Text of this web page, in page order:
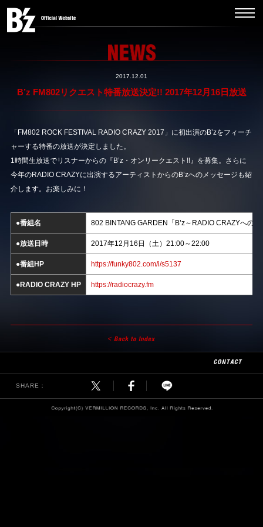
2017.12.01
B’z FM802リクエスト特番放送決定!! 2017年12月16日放送
「FM802 ROCK FESTIVAL RADIO CRAZY 2017」に初出演のB’zをフィーチ
ャーする特番の放送が決定しました。
1時間生放送でリスナーからの『B’z・オンリークエスト!!』を募集。さらに
今年のRADIO CRAZYに出演するアーティストからのB’zへのメッセージも紹
介します。お楽しみに！
●番組名 802 BINTANG GARDEN「B’z～RADIO CRAZYへの道
●放送日時 2017年12月16日（土）21:00～22:00
●番組HP https://funky802.com/i/s5137
●RADIO CRAZY HP https://radiocrazy.fm
SHARE：